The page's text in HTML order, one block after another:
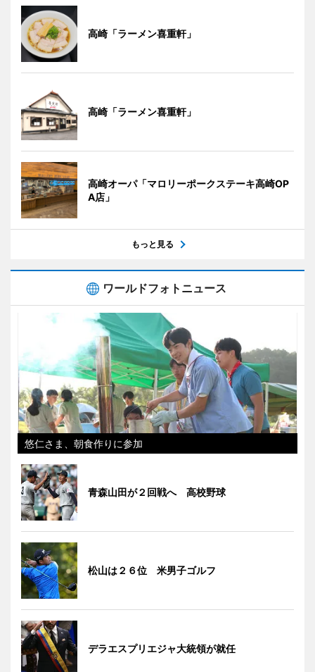
高崎「ラーメン喜重軒」
高崎「ラーメン喜重軒」
高崎オーパ「マロリーポークステーキ高崎OP
A店」
もっと見る
ワールドフォトニュース
悠仁さま、朝食作りに参加
青森山田が２回戦へ 高校野球
松山は２６位 米男子ゴルフ
デラエスプリエジャ大統領が就任